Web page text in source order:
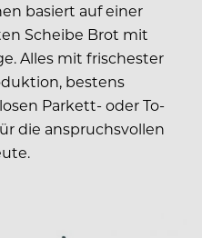
basiert auf einer
Scheibe Brot mit
Alles mit frischester
bestens
Parkett- oder To-
die anspruchsvollen